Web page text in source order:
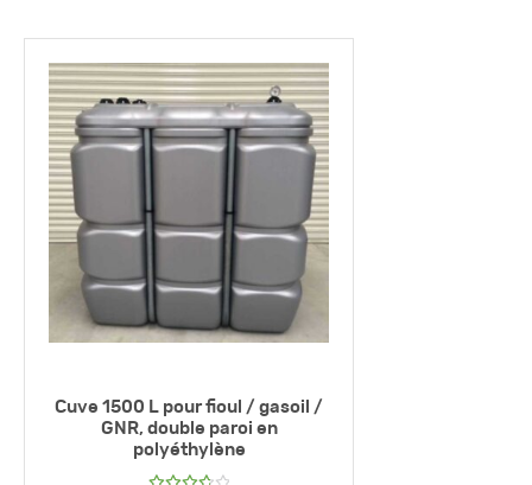
Cuve 1500 L pour fioul / gasoil /
GNR, double paroi en
polyéthylène